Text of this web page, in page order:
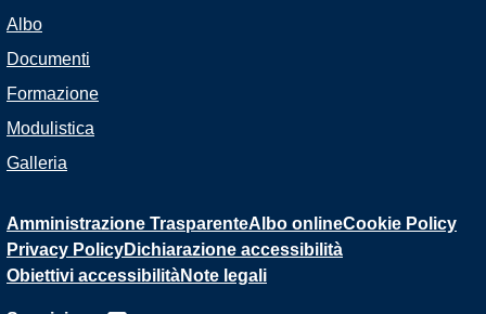
Albo
Documenti
Formazione
Modulistica
Galleria
Amministrazione TrasparenteAlbo onlineCookie Policy
Privacy PolicyDichiarazione accessibilità
Obiettivi accessibilitàNote legali